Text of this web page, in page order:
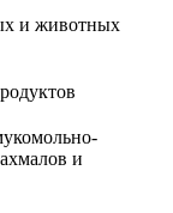
и животных
и